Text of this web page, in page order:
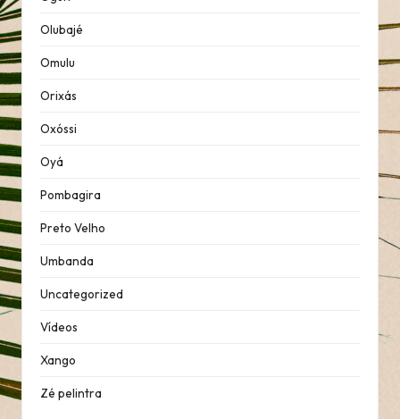
Olubajé
Omulu
Orixás
Oxóssi
Oyá
Pombagira
Preto Velho
Umbanda
Uncategorized
Vídeos
Xango
Zé pelintra